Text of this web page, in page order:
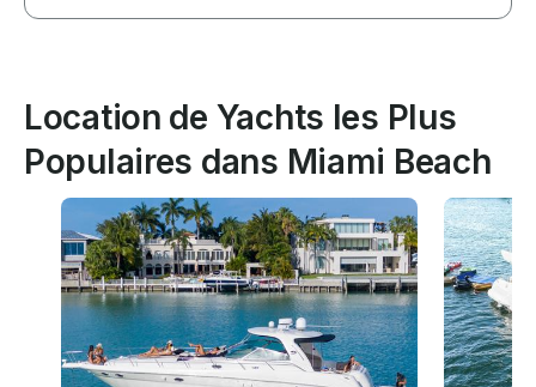
Location de Yachts les Plus
Populaires dans Miami Beach